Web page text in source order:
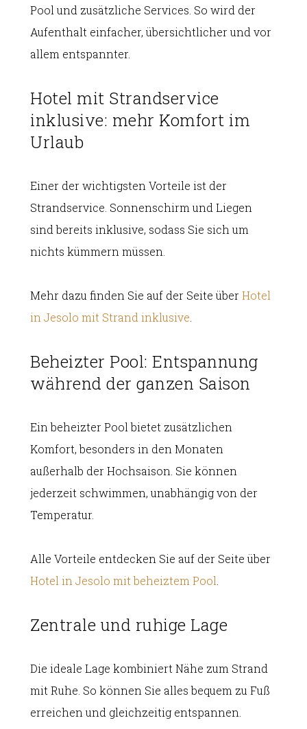
Pool und zusätzliche Services. So wird der
Aufenthalt einfacher, übersichtlicher und vor
allem entspannter.
Hotel mit Strandservice
inklusive: mehr Komfort im
Urlaub
Einer der wichtigsten Vorteile ist der
Strandservice. Sonnenschirm und Liegen
sind bereits inklusive, sodass Sie sich um
nichts kümmern müssen.
Mehr dazu finden Sie auf der Seite überHotel
in Jesolo mit Strand inklusive
Beheizter Pool: Entspannung
während der ganzen Saison
Ein beheizter Pool bietet zusätzlichen
Komfort, besonders in den Monaten
außerhalb der Hochsaison. Sie können
jederzeit schwimmen, unabhängig von der
Temperatur.
Alle Vorteile entdecken Sie auf der Seite über
Hotel in Jesolo mit beheiztem Pool
Zentrale und ruhige Lage
Die ideale Lage kombiniert Nähe zum Strand
mit Ruhe. So können Sie alles bequem zu Fuß
erreichen und gleichzeitig entspannen.